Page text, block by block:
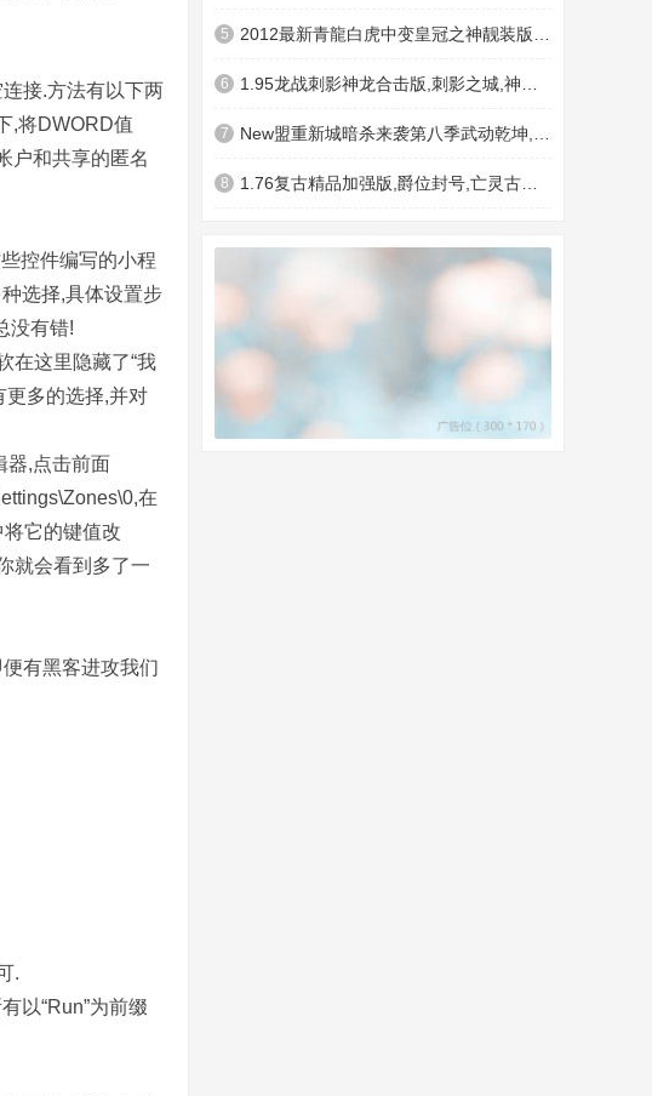
接.方法有以下两
,将DWORD值
户和共享的匿名
控件编写的小程
选择,具体设置步
没有错!
在这里隐藏了“我
更多的选择,并对
器,点击前面
在
将它的键值改
就会看到多了一
有黑客进攻我们
.
以“Run”为前缀
5
6
7
8